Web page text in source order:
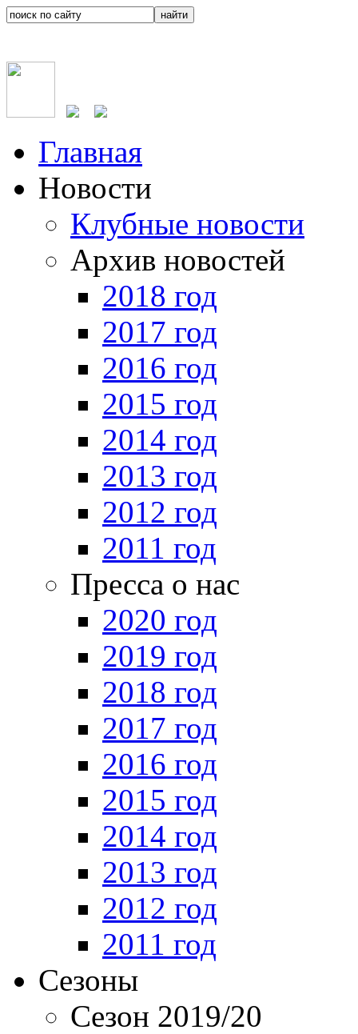
Главная
Новости
Клубные новости
Архив новостей
2018 год
2017 год
2016 год
2015 год
2014 год
2013 год
2012 год
2011 год
Пресса о нас
2020 год
2019 год
2018 год
2017 год
2016 год
2015 год
2014 год
2013 год
2012 год
2011 год
Сезоны
Сезон 2019/20